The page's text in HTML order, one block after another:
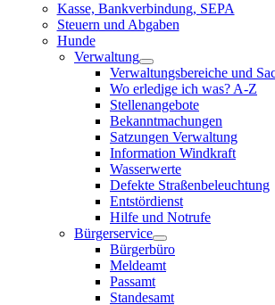
Kasse, Bankverbindung, SEPA
Steuern und Abgaben
Hunde
Verwaltung
Verwaltungsbereiche und
Wo erledige ich was? A-Z
Stellenangebote
Bekanntmachungen
Satzungen Verwaltung
Information Windkraft
Wasserwerte
Defekte Straßenbeleuchtung
Entstördienst
Hilfe und Notrufe
Bürgerservice
Bürgerbüro
Meldeamt
Passamt
Standesamt